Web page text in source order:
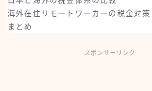
海外在住リモートワーカーの税金対
まとめ
スポンサーリンク